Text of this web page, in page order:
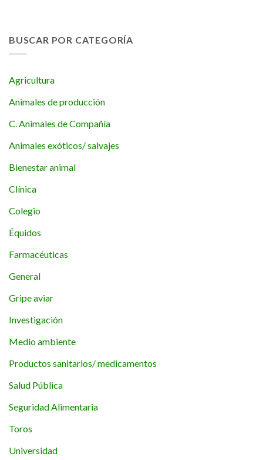
BUSCAR POR CATEGORÍA
Agricultura
Animales de producción
C. Animales de Compañía
Animales exóticos/ salvajes
Bienestar animal
Clínica
Colegio
Équidos
Farmacéuticas
General
Gripe aviar
Investigación
Medio ambiente
Productos sanitarios/ medicamentos
Salud Pública
Seguridad Alimentaria
Toros
Universidad